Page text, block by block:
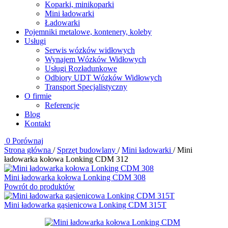
Koparki, minikoparki
Mini ładowarki
Ładowarki
Pojemniki metalowe, kontenery, koleby
Usługi
Serwis wózków widłowych
Wynajem Wózków Widłowych
Usługi Rozładunkowe
Odbiory UDT Wózków Widłowych
Transport Specjalistyczny
O firmie
Referencje
Blog
Kontakt
0 Porównaj
Strona główna / Sprzęt budowlany / Mini ładowarki / Mini
ładowarka kołowa Lonking CDM 312
Mini ładowarka kołowa Lonking CDM 308
Powrót do produktów
Mini ładowarka gąsienicowa Lonking CDM 315T